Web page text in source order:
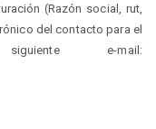
(Razón social, rut,
del contacto para el
e-mail: